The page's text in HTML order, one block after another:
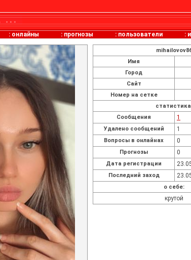
: онлайны : прогнозы : пользователи :
Имя
Город
Сайт
Номер на сетке
Cообщения
1
Удалено сообщений 1
Вопросы в онлайнах 0
Прогнозы 0
Дата регистрации
Последний заход
о себе:
крутой